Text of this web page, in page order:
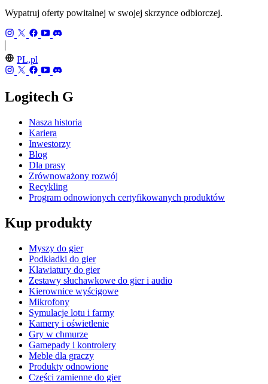
Wypatruj oferty powitalnej w swojej skrzynce odbiorczej.
PL,pl
Logitech G
Nasza historia
Kariera
Inwestorzy
Blog
Dla prasy
Zrównoważony rozwój
Recykling
Program odnowionych certyfikowanych produktów
Kup produkty
Myszy do gier
Podkładki do gier
Klawiatury do gier
Zestawy słuchawkowe do gier i audio
Kierownice wyścigowe
Mikrofony
Symulacje lotu i farmy
Kamery i oświetlenie
Gry w chmurze
Gamepady i kontrolery
Meble dla graczy
Produkty odnowione
Części zamienne do gier